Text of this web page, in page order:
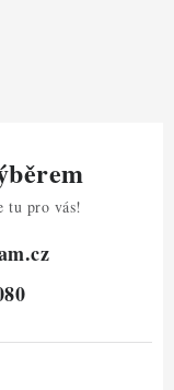
tu pro vás!